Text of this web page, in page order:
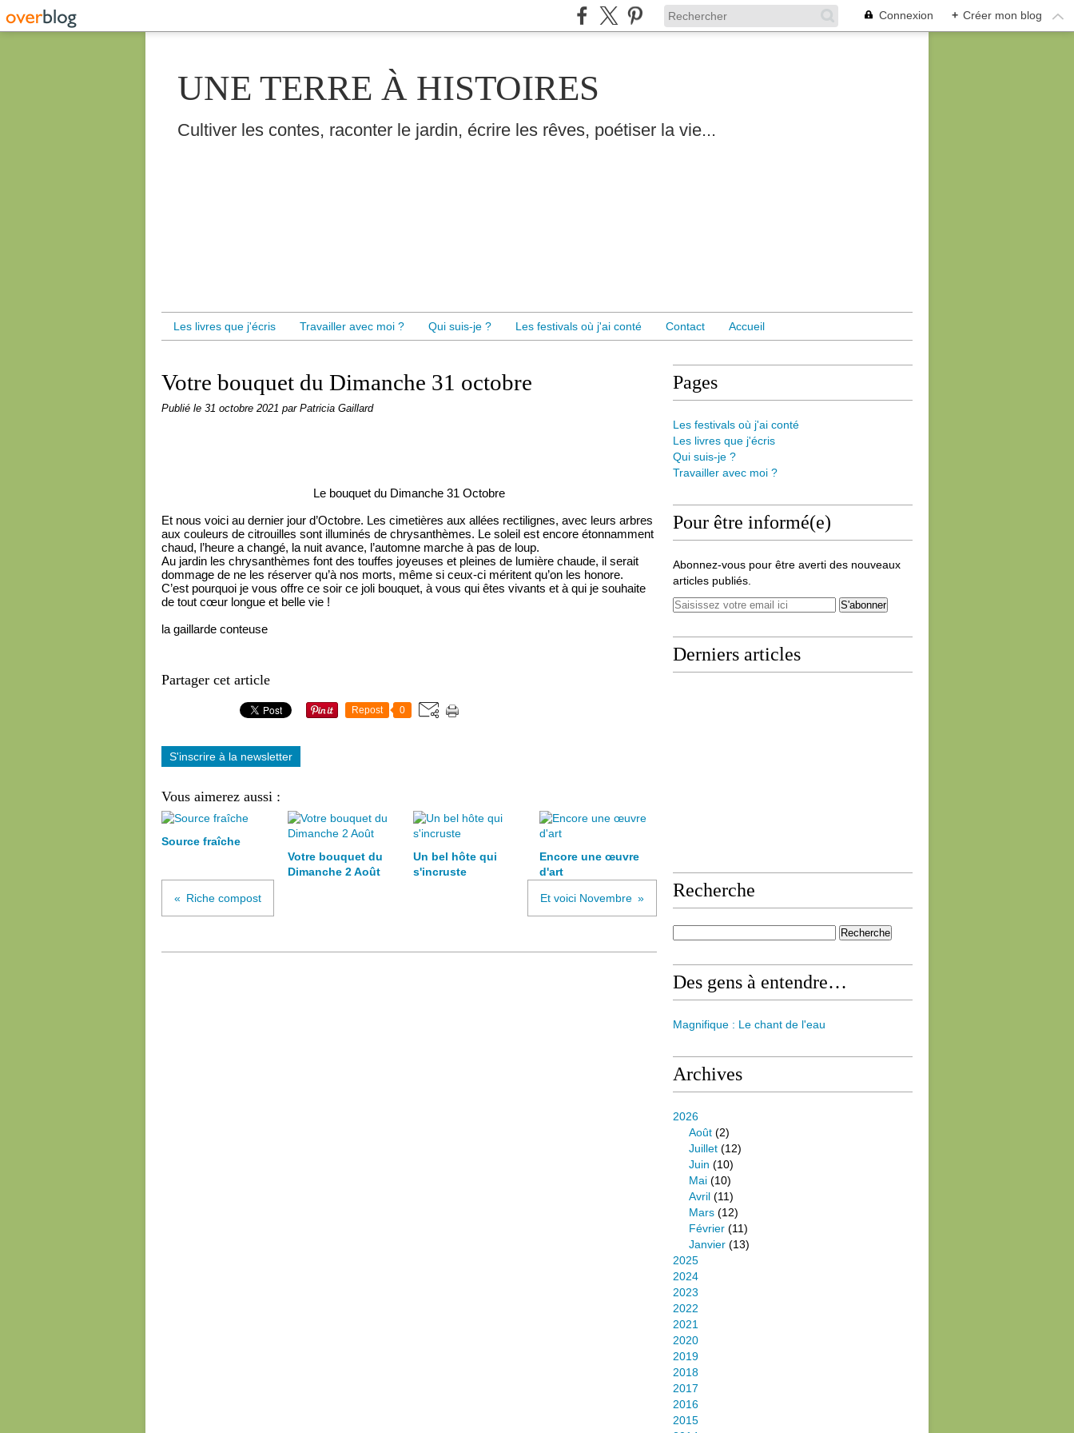
Connexion + Créer mon blog
UNE TERRE À HISTOIRES
Cultiver les contes, raconter le jardin, écrire les rêves, poétiser la vie...
Les livres que j'écris Travailler avec moi ? Qui suis-je ? Les festivals où j'ai conté Contact Accueil
Votre bouquet du Dimanche 31 octobre
Publié le 31 octobre 2021 par Patricia Gaillard
Le bouquet du Dimanche 31 Octobre
Et nous voici au dernier jour d’Octobre. Les cimetières aux allées rectilignes, avec leurs arbres
aux couleurs de citrouilles sont illuminés de chrysanthèmes. Le soleil est encore étonnamment
chaud, l’heure a changé, la nuit avance, l’automne marche à pas de loup.
Au jardin les chrysanthèmes font des touffes joyeuses et pleines de lumière chaude, il serait
dommage de ne les réserver qu’à nos morts, même si ceux-ci méritent qu’on les honore.
C’est pourquoi je vous offre ce soir ce joli bouquet, à vous qui êtes vivants et à qui je souhaite
de tout cœur longue et belle vie !
la gaillarde conteuse
Partager cet article
Repost 0
S'inscrire à la newsletter
Vous aimerez aussi :
Source fraîche
Votre bouquet du
Dimanche 2 Août
Un bel hôte qui
s'incruste
Encore une œuvre
d'art
Riche compost Et voici Novembre
Pages
Les festivals où j'ai conté
Les livres que j'écris
Qui suis-je ?
Travailler avec moi ?
Pour être informé(e)
Abonnez-vous pour être averti des nouveaux
articles publiés.
Derniers articles
Recherche
Des gens à entendre…
Magnifique : Le chant de l'eau
Archives
2026
Août (2)
Juillet (12)
Juin (10)
Mai (10)
Avril (11)
Mars (12)
Février (11)
Janvier (13)
2025
2024
2023
2022
2021
2020
2019
2018
2017
2016
2015